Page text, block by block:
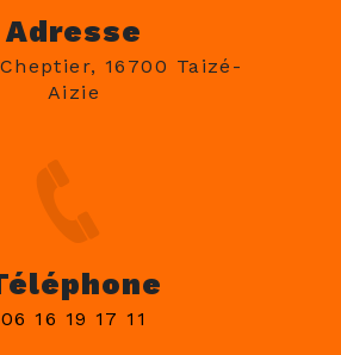
Adresse
16700 Taizé-
Aizie
06 16 19 17 11